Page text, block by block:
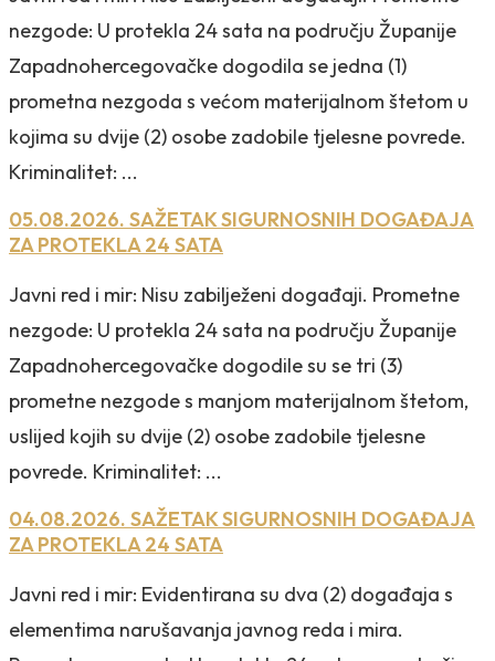
nezgode: U protekla 24 sata na području Županije
Zapadnohercegovačke dogodila se jedna (1)
prometna nezgoda s većom materijalnom štetom u
kojima su dvije (2) osobe zadobile tjelesne povrede.
Kriminalitet: ...
05.08.2026. SAŽETAK SIGURNOSNIH DOGAĐAJA
ZA PROTEKLA 24 SATA
Javni red i mir: Nisu zabilježeni događaji. Prometne
nezgode: U protekla 24 sata na području Županije
Zapadnohercegovačke dogodile su se tri (3)
prometne nezgode s manjom materijalnom štetom,
uslijed kojih su dvije (2) osobe zadobile tjelesne
povrede. Kriminalitet: ...
04.08.2026. SAŽETAK SIGURNOSNIH DOGAĐAJA
ZA PROTEKLA 24 SATA
Javni red i mir: Evidentirana su dva (2) događaja s
elementima narušavanja javnog reda i mira.